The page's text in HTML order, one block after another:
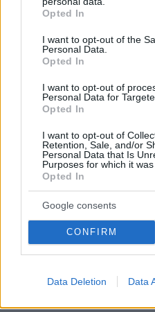
grant or deny consent to
use your data for below
consent section.
Opted In
I want to opt-out of the
Personal Data.
Opted In
I want to opt-out of
Personal Data for
Opted In
I want to opt-out of
Retention, Sale, and/or
Personal Data that Is
Purposes for which it was
Opted In
Google consents
CONFIRM
Data Deletion Data
του εμβολίου της